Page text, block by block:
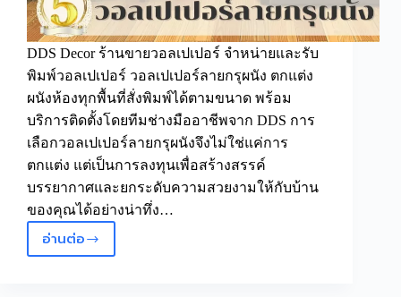
DDS Decor ร้านขายวอลเปเปอร์ จำหน่ายและรับ
พิมพ์วอลเปเปอร์ วอลเปเปอร์ลายกรุผนัง ตกแต่ง
ผนังห้องทุกพื้นที่สั่งพิมพ์ได้ตามขนาด พร้อม
บริการติดตั้งโดยทีมช่างมืออาชีพจาก DDS การ
เลือกวอลเปเปอร์ลายกรุผนังจึงไม่ใช่แค่การ
ตกแต่ง แต่เป็นการลงทุนเพื่อสร้างสรรค์
บรรยากาศและยกระดับความสวยงามให้กับบ้าน
ของคุณได้อย่างน่าทึ่ง…
อ่านต่อ
5